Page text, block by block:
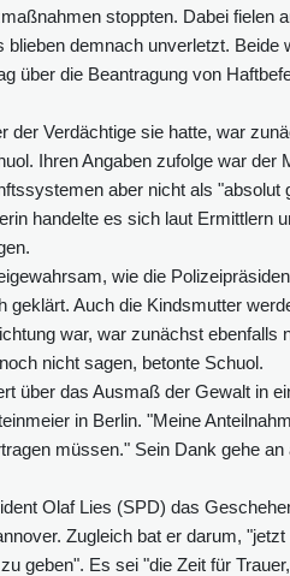
stoppten. Dabei fielen
demnach unverletzt. Beide
über die Beantragung von
Verdächtige sie hatte, war
Ihren Angaben zufolge war der
aber nicht als "absolut
handelte es sich laut Ermittlern
wie die
Auch die Kindsmutter
war, war zunächst ebenfalls
nicht sagen, betonte Schuol.
über das Ausmaß der Gewalt in
in Berlin. "Meine
müssen." Sein Dank gehe
Olaf Lies (SPD) das
Zugleich bat er darum,
geben". Es sei "die Zeit für